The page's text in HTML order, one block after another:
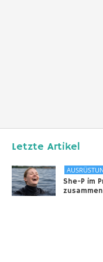
Letzte Artikel
She-P im